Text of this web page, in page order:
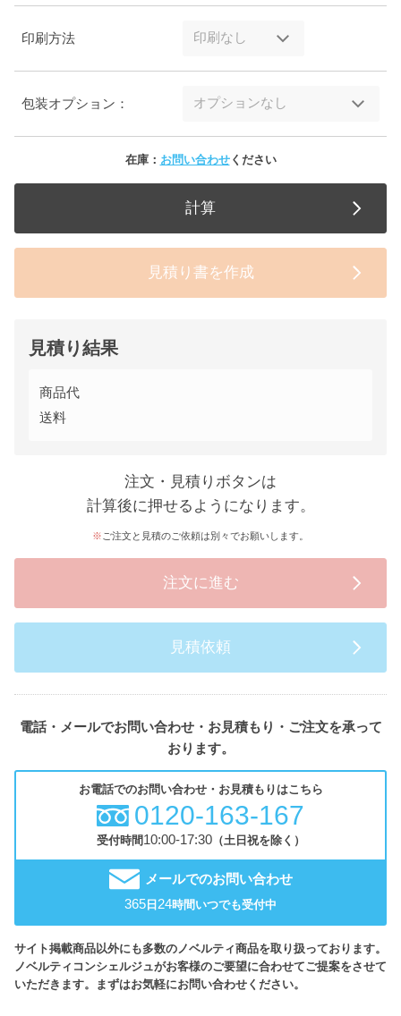
印刷方法
包装オプション：
在庫： お問い合わせください
計算
見積り書を作成
見積り結果
商品代
送料
注文・見積りボタンは
計算後に押せるようになります。
ご注文と見積のご依頼は別々でお願いします。
注文に進む
見積依頼
電話・メールでお問い合わせ・お見積もり・ご注文を承って
おります。
お電話でのお問い合わせ・お見積もりはこちら
0120-163-167
受付時間10:00-17:30（土日祝を除く）
メールでのお問い合わせ
365日24時間いつでも受付中
サイト掲載商品以外にも多数のノベルティ商品を取り扱っております。
ノベルティコンシェルジュがお客様のご要望に合わせてご提案をさせて
いただきます。まずはお気軽にお問い合わせください。